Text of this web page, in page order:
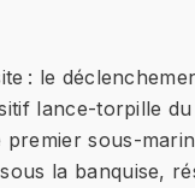
: le
lance-torpille
premier sous-
la banquise,